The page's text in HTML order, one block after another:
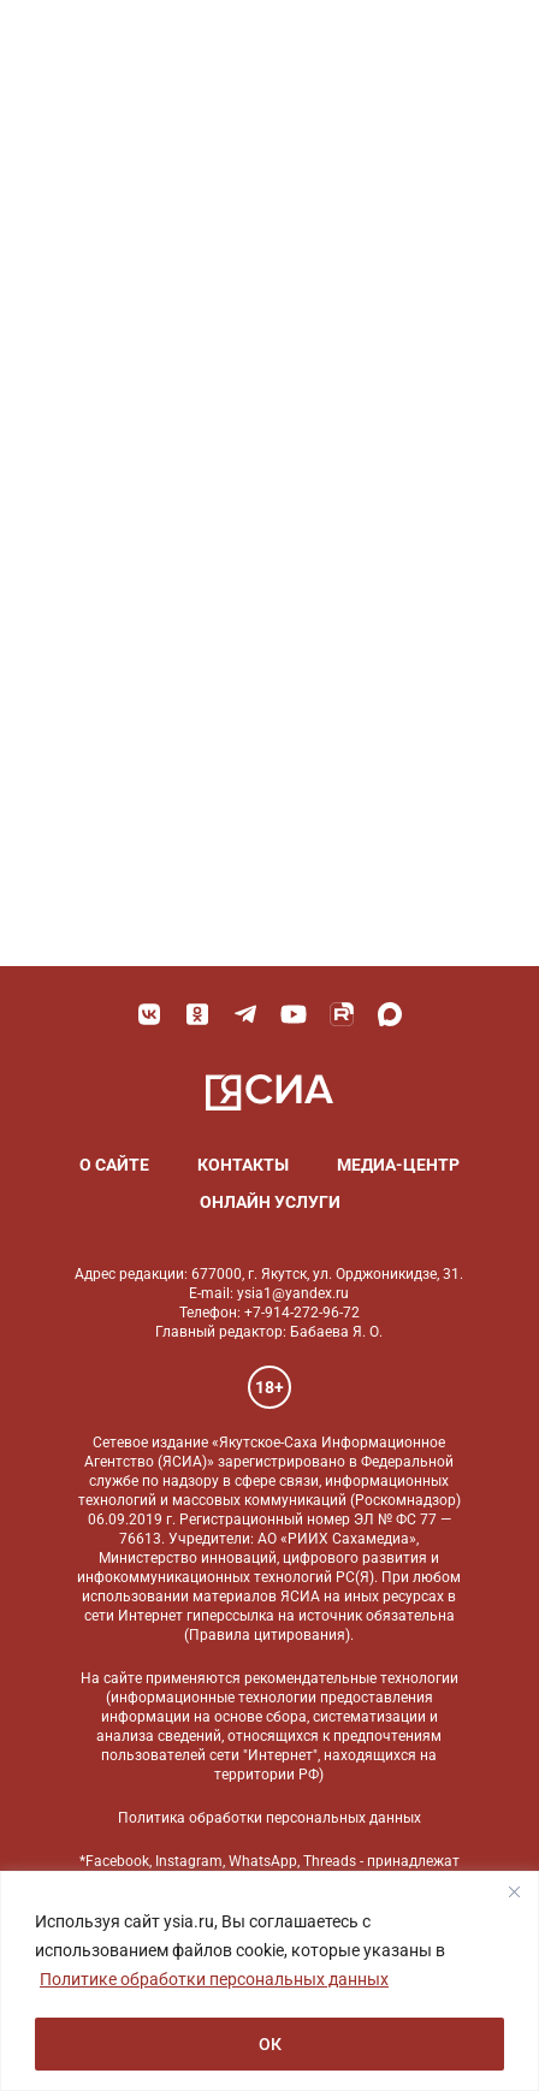
Используя сайт ysia.ru, Вы соглашаетесь с
использованием файлов cookie, которые указаны в
Политике обработки персональных данных
ОК
О САЙТЕ КОНТАКТЫ
МЕДИА-ЦЕНТР
ОНЛАЙН УСЛУГИ
Адрес редакции: 677000, г. Якутск, ул. Орджоникидзе, 31.
E-mail: ysia1@yandex.ru
Телефон: +7-914-272-96-72
Главный редактор: Бабаева Я. О.
18+
Сетевое издание «Якутское-Саха Информационное
Агентство (ЯСИА)» зарегистрировано в Федеральной
службе по надзору в сфере связи, информационных
технологий и массовых коммуникаций (Роскомнадзор)
06.09.2019 г. Регистрационный номер ЭЛ № ФС 77 —
76613. Учредители: АО «РИИХ Сахамедиа»,
Министерство инноваций, цифрового развития и
инфокоммуникационных технологий РС(Я). При любом
использовании материалов ЯСИА на иных ресурсах в
сети Интернет гиперссылка на источник обязательна
(Правила цитирования).
На сайте применяются рекомендательные технологии
(информационные технологии предоставления
информации на основе сбора, систематизации и
анализа сведений, относящихся к предпочтениям
пользователей сети "Интернет", находящихся на
территории РФ)
Политика обработки персональных данных
*Facebook, Instagram, WhatsApp, Threads - принадлежат